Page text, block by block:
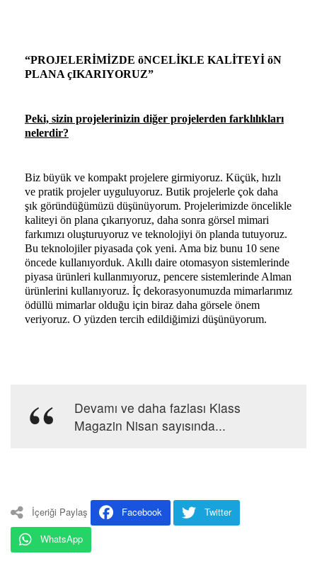
“PROJELERİMİZDE öNCELİKLE KALİTEYİ öN
PLANA çIKARIYORUZ”
Peki, sizin projelerinizin diğer projelerden farklılıkları
nelerdir?
Biz büyük ve kompakt projelere girmiyoruz. Küçük, hızlı
ve pratik projeler uyguluyoruz. Butik projelerle çok daha
şık göründüğümüzü düşünüyorum. Projelerimizde öncelikle
kaliteyi ön plana çıkarıyoruz, daha sonra görsel mimari
farkımızı oluşturuyoruz ve teknolojiyi ön planda tutuyoruz.
Bu teknolojiler piyasada çok yeni. Ama biz bunu 10 sene
öncede kullanıyorduk. Akıllı daire otomasyon sistemlerinde
piyasa ürünleri kullanmıyoruz, pencere sistemlerinde Alman
ürünlerini kullanıyoruz. İç dekorasyonumuzda mimarlarımız
ödüllü mimarlar olduğu için biraz daha görsele önem
veriyoruz. O yüzden tercih edildiğimizi düşünüyorum.
Devamı ve daha fazlası Klass
Magazin Nisan sayısında...
İçeriği Paylaş Facebook
Twitter
WhatsApp